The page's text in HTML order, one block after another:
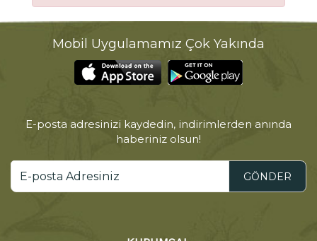
Mobil Uygulamamız Çok Yakında
E-posta adresinizi kaydedin, indirimlerden anında
haberiniz olsun!
GÖNDER